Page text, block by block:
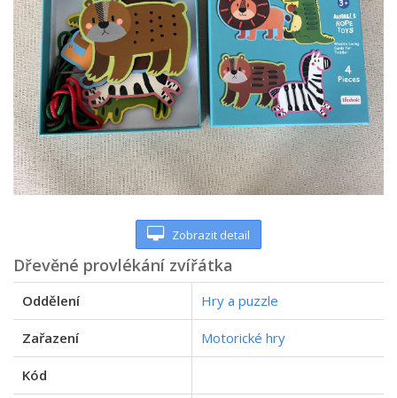
Zobrazit detail
Dřevěné provlékání zvířátka
Oddělení Hry a puzzle
Zařazení Motorické hry
Kód